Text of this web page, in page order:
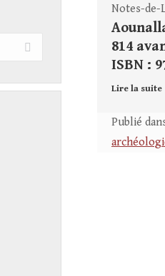
Notes-de-
814
ISBN :
Lire la suite
Publié